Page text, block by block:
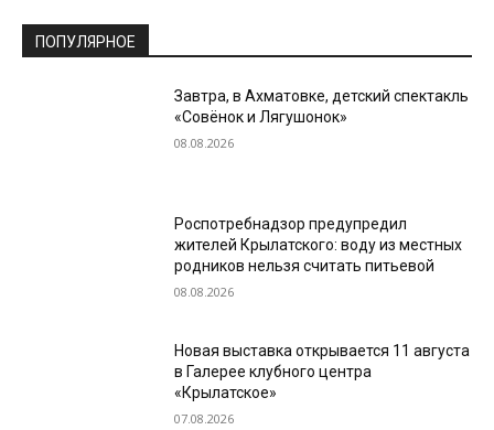
ПОПУЛЯРНОЕ
Завтра, в Ахматовке, детский спектакль
«Совёнок и Лягушонок»
08.08.2026
Роспотребнадзор предупредил
жителей Крылатского: воду из местных
родников нельзя считать питьевой
08.08.2026
Новая выставка открывается 11 августа
в Галерее клубного центра
«Крылатское»
07.08.2026